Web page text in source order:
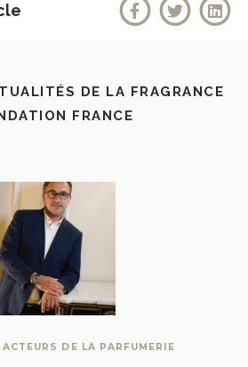
DE LA FRAGRANCE
FRANCE
ACTEURS DE LA PARFUMERIE